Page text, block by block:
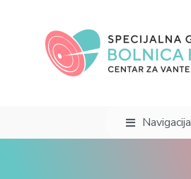
Navigacija